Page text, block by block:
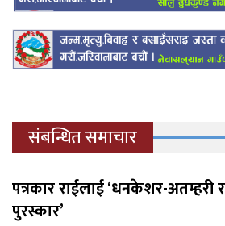
संबन्धित समाचार
पत्रकार राईलाई ‘धनकेशर-अतम्हरी
पुरस्कार’